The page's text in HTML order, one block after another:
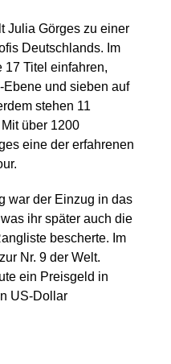
Julia Görges zu einer
Deutschlands. Im
17 Titel einfahren,
und sieben auf
stehen 11
über 1200
eine der erfahrenen
war der Einzug in das
ihr später auch die
bescherte. Im
Nr. 9 der Welt.
ein Preisgeld in
US-Dollar